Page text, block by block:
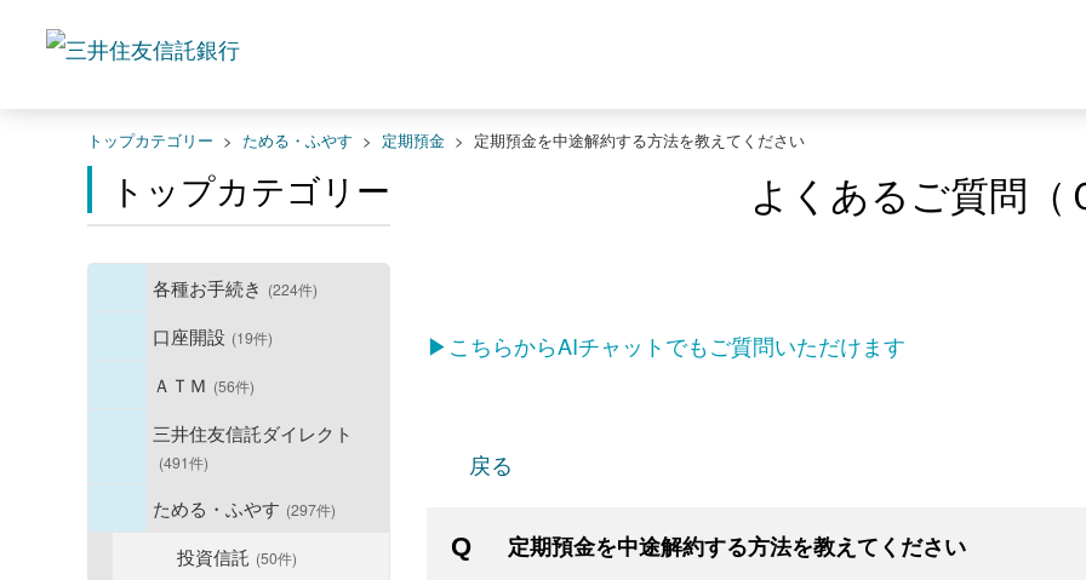
トップカテゴリー > ためる・ふやす > 定期預金 > 定期預金を中途解約する方法を教えてください
トップカテゴリー
各種お手続き (224件)
口座開設 (19件)
ＡＴＭ (56件)
三井住友信託ダイレクト
(491件)
ためる・ふやす (297件)
投資信託 (50件)
よくあるご質問（
▶こちらからAIチャットでもご質問いただけます
戻る
定期預金を中途解約する方法を教えてください